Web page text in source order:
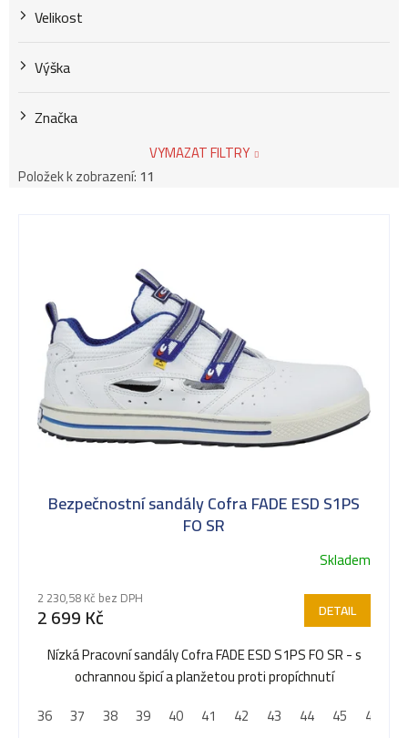
Velikost
Výška
Značka
VYMAZAT FILTRY
Položek k zobrazení:11
Bezpečnostní sandály Cofra FADE ESD S1PS
FO SR
Skladem
2 230,58 Kč bez DPH
2 699 Kč DETAIL
Nízká Pracovní sandály Cofra FADE ESD S1PS FO SR - s
ochrannou špicí a planžetou proti propíchnutí
36
37 38 39 40 41 42 43 44 45 46